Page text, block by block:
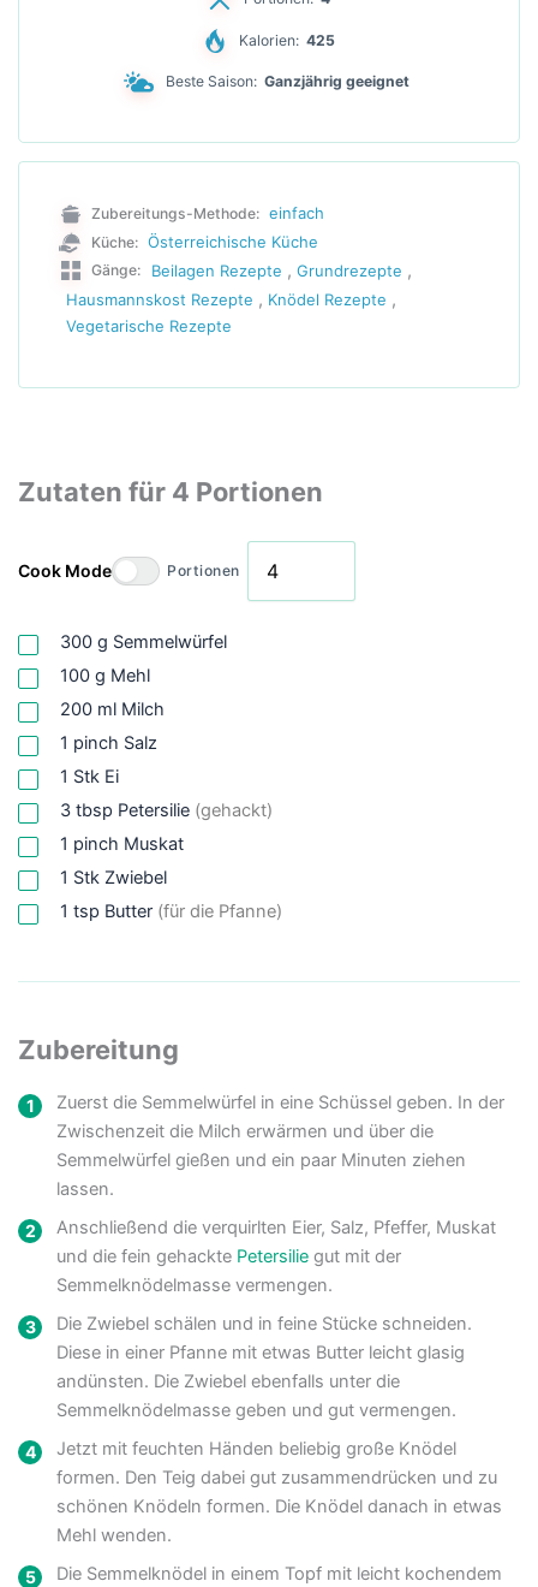
Kalorien: 425
Beste Saison: Ganzjährig geeignet
Zubereitungs-Methode: einfach
Küche: Österreichische Küche
Gänge: Beilagen Rezepte , Grundrezepte ,
Hausmannskost Rezepte , Knödel Rezepte ,
Vegetarische Rezepte
Zutaten für 4 Portionen
Cook Mode Portionen
300 g Semmelwürfel
100 g Mehl
200 ml Milch
1 pinch Salz
1 Stk Ei
3 tbsp Petersilie (gehackt)
1 pinch Muskat
1 Stk Zwiebel
1 tsp Butter (für die Pfanne)
Zubereitung
Zuerst die Semmelwürfel in eine Schüssel geben. In der
Zwischenzeit die Milch erwärmen und über die
Semmelwürfel gießen und ein paar Minuten ziehen
lassen.
Anschließend die verquirlten Eier, Salz, Pfeffer, Muskat
und die fein gehackte Petersilie gut mit der
Semmelknödelmasse vermengen.
Die Zwiebel schälen und in feine Stücke schneiden.
Diese in einer Pfanne mit etwas Butter leicht glasig
andünsten. Die Zwiebel ebenfalls unter die
Semmelknödelmasse geben und gut vermengen.
Jetzt mit feuchten Händen beliebig große Knödel
formen. Den Teig dabei gut zusammendrücken und zu
schönen Knödeln formen. Die Knödel danach in etwas
Mehl wenden.
Die Semmelknödel in einem Topf mit leicht kochendem